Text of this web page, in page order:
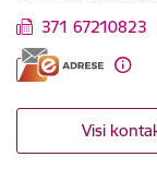
371 67210823
Visi